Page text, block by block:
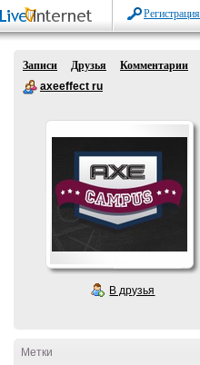
Регистрация
Записи Друзья
Комментарии
axeeffect ru
В друзья
Метки